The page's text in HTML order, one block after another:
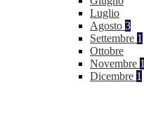
Luglio
Agosto 3
Settembre 1
Ottobre
Novembre 1
Dicembre 1